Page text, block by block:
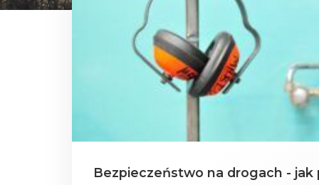
Bezpieczeństwo na drogach - jak